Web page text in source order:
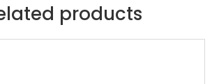
products